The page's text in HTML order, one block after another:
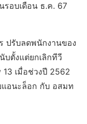
รอบเดือน ธ.ค. 67
ปรับลดพนักงานของ
บตั้งแต่ยกเลิกทีวี
เมื่อช่วงปี 2562
อนะล็อก กับ อสมท